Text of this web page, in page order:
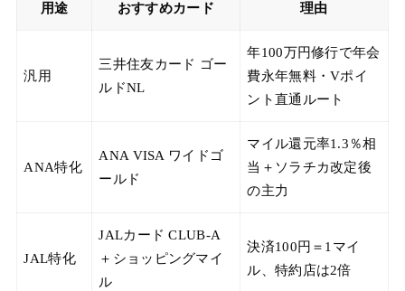
用途 おすすめカード 理由
汎用
三井住友カード ゴー
ルドNL
年100万円修行で年会
費永年無料・Vポイ
ント直通ルート
ANA特化
ANA VISA ワイドゴ
ールド
マイル還元率1.3％相
当＋ソラチカ改定後
の主力
JAL特化
JALカード CLUB-A
＋ショッピングマイ
ル
決済100円＝1マイ
ル、特約店は2倍